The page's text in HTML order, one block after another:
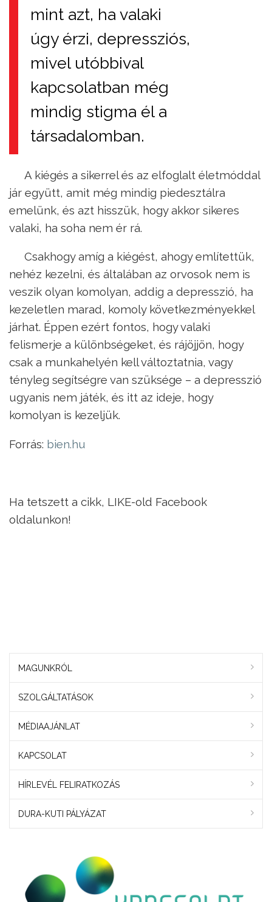
mint azt, ha valaki
úgy érzi, depressziós,
mivel utóbbival
kapcsolatban még
mindig stigma él a
társadalomban.
A kiégés a sikerrel és az elfoglalt életmóddal
jár együtt, amit még mindig piedesztálra
emelünk, és azt hisszük, hogy akkor sikeres
valaki, ha soha nem ér rá.
Csakhogy amíg a kiégést, ahogy említettük,
nehéz kezelni, és általában az orvosok nem is
veszik olyan komolyan, addig a depresszió, ha
kezeletlen marad, komoly következményekkel
járhat. Éppen ezért fontos, hogy valaki
felismerje a különbségeket, és rájöjjön, hogy
csak a munkahelyén kell változtatnia, vagy
tényleg segítségre van szüksége – a depresszió
ugyanis nem játék, és itt az ideje, hogy
komolyan is kezeljük.
Forrás: bien.hu
Ha tetszett a cikk, LIKE-old Facebook
oldalunkon!
MAGUNKRÓL
SZOLGÁLTATÁSOK
MÉDIAAJÁNLAT
KAPCSOLAT
HÍRLEVÉL FELIRATKOZÁS
DURA-KUTI PÁLYÁZAT